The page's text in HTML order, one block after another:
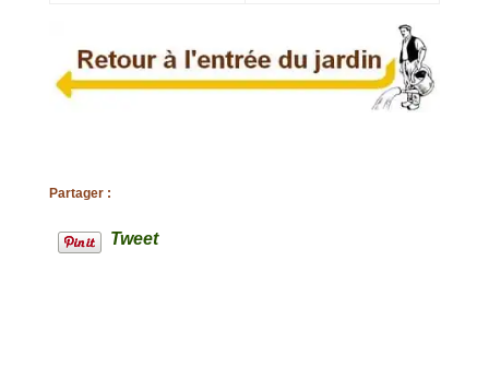
Partager :
Tweet